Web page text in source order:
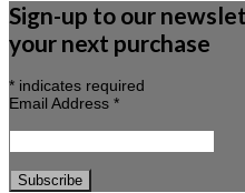
Sign-up to our
your next purchase
* indicates required
Email Address *